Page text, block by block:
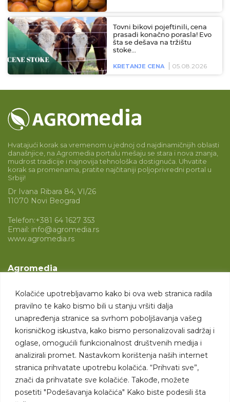
Kolačiće upotrebljavamo kako bi ova web stranica radila
pravilno te kako bismo bili u stanju vršiti dalja
unapređenja stranice sa svrhom poboljšavanja vašeg
korisničkog iskustva, kako bismo personalizovali sadržaj i
oglase, omogućili funkcionalnost društvenih medija i
analizirali promet. Nastavkom korištenja naših internet
stranica prihvatate upotrebu kolačića. “Prihvati sve”,
znači da prihvatate sve kolačiće. Takođe, možete
posetiti "Podešavanja kolačića" Kako biste podesili šta
Tovni bikovi pojeftinili, cena
prasadi konačno porasla! Evo
šta se dešava na tržištu
stoke…
KRETANJE CENA 05.08.2026
Hvatajući korak sa vremenom u jednoj od najdinamičnijih oblasti
današnjice, na Agromedia portalu mešaju se stara i nova znanja,
mudrost tradicije i najnovija tehnološka dostignuća. Uhvatite
korak sa promenama, pratite najčitaniji poljoprivredni portal u
Srbiji!
Dr Ivana Ribara 84, VI/26
11070 Novi Beograd
Telefon:+381 64 1627 353
Email: info@agromedia.rs
www.agromedia.rs
Agromedia
Svet poljoprivrede
Marketing usluge
Tražimo saradnike
Kontakt
Kontakt